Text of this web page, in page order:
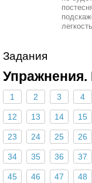
Задания
1 2 3 4
12 13 14 15
23 24 25 26
34 35 36 37
45 46 47 48